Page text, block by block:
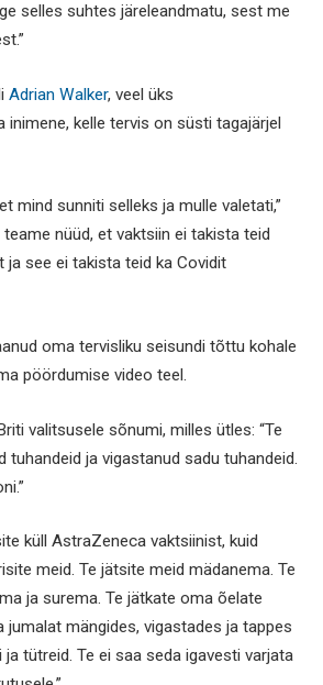
selles suhtes järeleandmatu, sest me
Adrian Walker, veel üks
inimene, kelle tervis on süsti tagajärjel
mind sunniti selleks ja mulle valetati,”
nüüd, et vaktsiin ei takista teid
ja see ei takista teid ka Covidit
oma tervisliku seisundi tõttu kohale
pöördumise video teel.
valitsusele sõnumi, milles ütles: “Te
tuhandeid ja vigastanud sadu tuhandeid.
küll AstraZeneca vaktsiinist, kuid
meid. Te jätsite meid mädanema. Te
ja surema. Te jätkate oma õelate
jumalat mängides, vigastades ja tappes
ja tütreid. Te ei saa seda igavesti varjata